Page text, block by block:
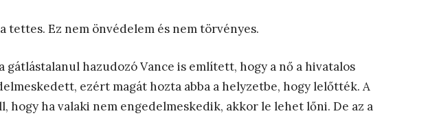
Ez nem önvédelem és nem törvényes.
gátlástalanul hazudozó Vance is említett, hogy a nő a hivatalos
ezért magát hozta abba a helyzetbe, hogy lelőtték. A
hogy ha valaki nem engedelmeskedik, akkor le lehet lőni. De az a